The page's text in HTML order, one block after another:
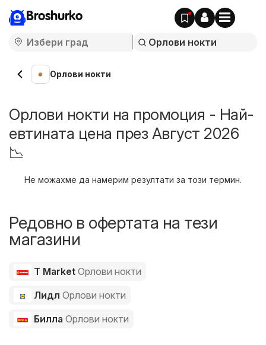
Broshurko
Орлови нокти
Орлови нокти на промоция - Най-
евтината цена през Август 2026
📉
Не можахме да намерим резултати за този термин.
Редовно в офертата на тези
магазини
T Market Орлови нокти
Лидл Орлови нокти
Билла Орлови нокти